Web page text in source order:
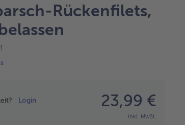
Rückenfilets,
Login 23,99 €
inkl. MwSt.